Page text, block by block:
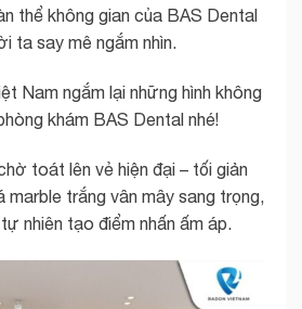
thể không gian của BAS Dental
ta say mê ngắm nhìn.
Nam ngắm lại những hình không
khám BAS Dental nhé!
toát lên vẻ hiện đại – tối giản
marble trắng vân mây sang trọng,
nhiên tạo điểm nhấn ấm áp.